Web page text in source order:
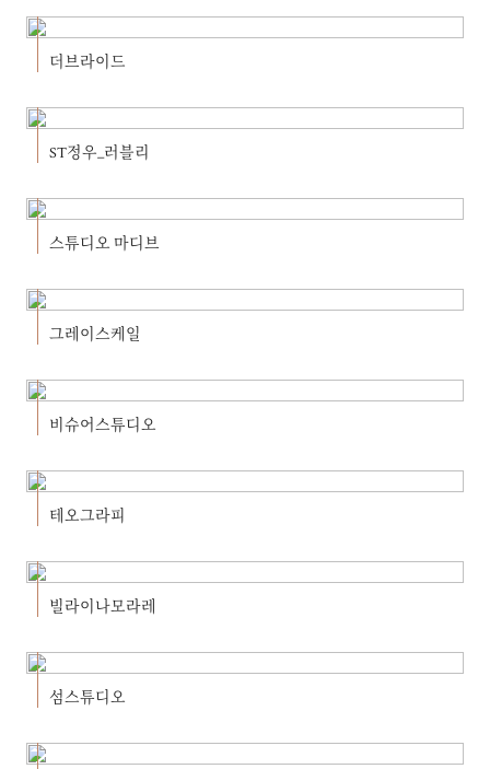
더브라이드
ST정우_러블리
스튜디오 마디브
그레이스케일
비슈어스튜디오
테오그라피
빌라이나모라레
섬스튜디오